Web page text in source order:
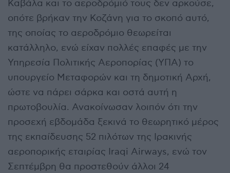
Καβάλα και το αεροδρόμιό τους δεν αρκούσε,
οπότε βρήκαν την Κοζάνη για το σκοπό αυτό,
της οποίας το αεροδρόμιο θεωρείται
κατάλληλο, ενώ είχαν πολλές επαφές με την
Υπηρεσία Πολιτικής Αεροπορίας (ΥΠΑ) το
υπουργείο Μεταφορών και τη δημοτική Αρχή,
ώστε να πάρει σάρκα και οστά αυτή η
πρωτοβουλία. Ανακοίνωσαν λοιπόν ότι την
προσεχή εβδομάδα ξεκινά το θεωρητικό μέρος
της εκπαίδευσης 52 πιλότων της Ιρακινής
αεροπορικής εταιρίας Iraqi Airways, ενώ τον
Σεπτέμβρη θα προστεθούν άλλοι 24